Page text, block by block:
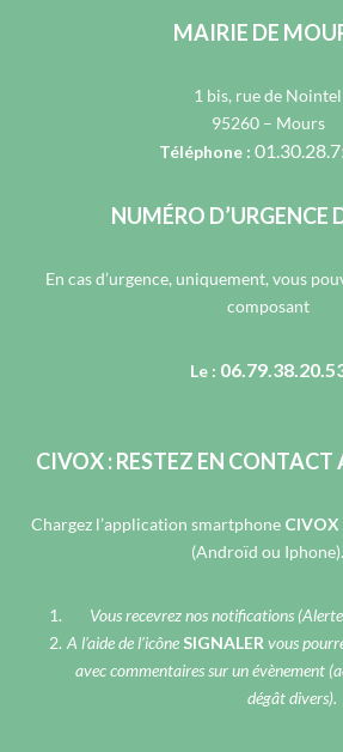
MAIRIE DE
1 bis, rue de Nointel
95260 – Mours
Téléphone :
NUMÉRO D’URGENCE
En cas d’urgence, uniquement, vous
composant
Le :
CIVOX : RESTEZ EN CONTACT
Chargez l’application smartphone CIVOX
(Androïd ou Iphone).
Vous recevrez nos notifications
A l’aide de l’icône SIGNALER vous
avec commentaires sur un évènement
dégât divers).